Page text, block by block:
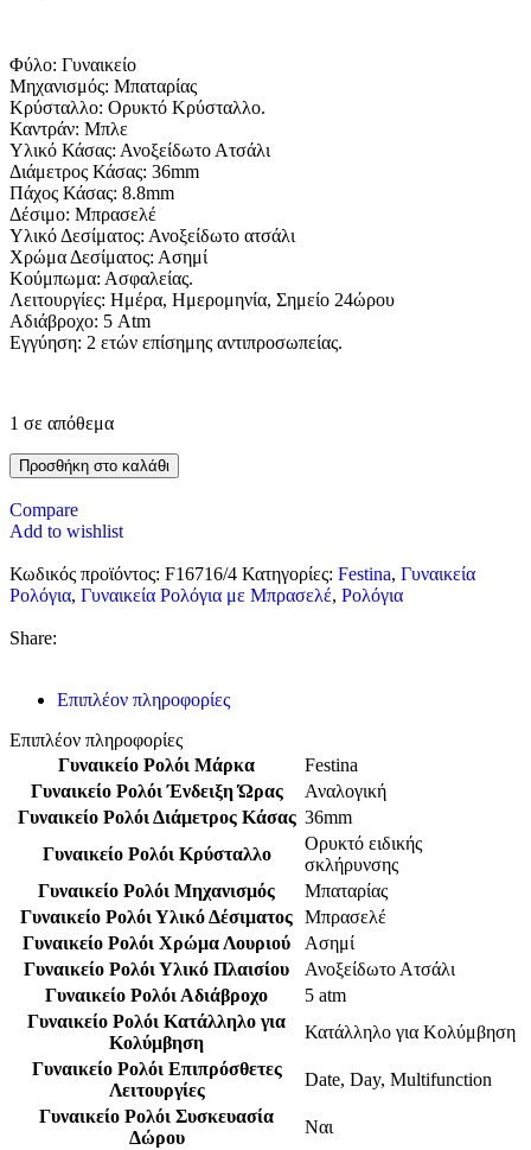
Φύλο: Γυναικείο
Μηχανισμός: Μπαταρίας
Κρύσταλλο: Ορυκτό Κρύσταλλο.
Καντράν: Μπλε
Υλικό Κάσας: Ανοξείδωτο Ατσάλι
Διάμετρος Κάσας: 36mm
Πάχος Κάσας: 8.8mm
Δέσιμο: Μπρασελέ
Υλικό Δεσίματος: Ανοξείδωτο ατσάλι
Χρώμα Δεσίματος: Ασημί
Κούμπωμα: Ασφαλείας.
Λειτουργίες: Ημέρα, Ημερομηνία, Σημείο 24ώρου
Αδιάβροχο: 5 Atm
Εγγύηση: 2 ετών επίσημης αντιπροσωπείας.
1 σε απόθεμα
Προσθήκη στο καλάθι
Compare
Add to wishlist
Κωδικός προϊόντος: F16716/4 Κατηγορίες: Festina, Γυναικεία
Ρολόγια, Γυναικεία Ρολόγια με Μπρασελέ, Ρολόγια
Share:
Επιπλέον πληροφορίες
Επιπλέον πληροφορίες
Γυναικείο Ρολόι Μάρκα
Festina
Γυναικείο Ρολόι Ένδειξη Ώρας
Αναλογική
Γυναικείο Ρολόι Διάμετρος Κάσας 36mm
Γυναικείο Ρολόι Κρύσταλλο
Ορυκτό ειδικής
σκλήρυνσης
Γυναικείο Ρολόι Μηχανισμός
Μπαταρίας
Γυναικείο Ρολόι Υλικό Δέσιματος Μπρασελέ
Γυναικείο Ρολόι Χρώμα Λουριού
Ασημί
Γυναικείο Ρολόι Υλικό Πλαισίου
Ανοξείδωτο Ατσάλι
Γυναικείο Ρολόι Αδιάβροχο
5 atm
Γυναικείο Ρολόι Κατάλληλο για
Κολύμβηση
Κατάλληλο για Κολύμβηση
Γυναικείο Ρολόι Επιπρόσθετες
Λειτουργίες
Date, Day, Multifunction
Γυναικείο Ρολόι Συσκευασία
Δώρου
Ναι